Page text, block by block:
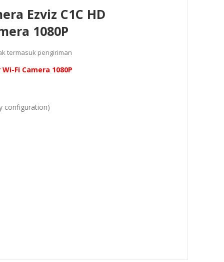
Ezviz C1C HD
1080P
termasuk pengiriman
Fi Camera 1080P
configuration)